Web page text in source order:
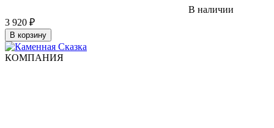
В наличии
3 920 ₽
В корзину
КОМПАНИЯ